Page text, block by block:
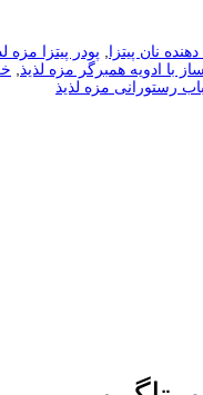
دهنده نان پیتزا, پودر پیتزا مزه
با ادویه همبرگر مزه لذیذ,
رستورانی مزه لذیذ